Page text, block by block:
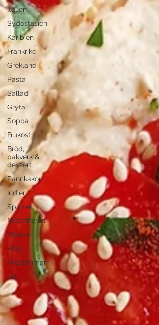
Italien
Sydostasien
Karibien
Frankrike
Grekland
Pasta
Sallad
Gryta
Soppa
Frukost
Bröd,
bakverk &
dessert
Pannkakor
Indien
Spanien
Medelhavet
Mexiko
Påsk
Midsommar
Jul